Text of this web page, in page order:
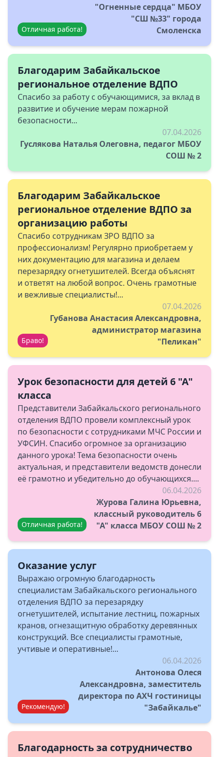
Отличная работа!
"Огненные сердца" МБОУ
"СШ №33" города
Смоленска
Благодарим Забайкальское
региональное отделение ВДПО
Спасибо за работу с обучающимися, за вклад в
развитие и обучение мерам пожарной
безопасности...
07.04.2026
Гуслякова Наталья Олеговна, педагог МБОУ
СОШ № 2
Благодарим Забайкальское
региональное отделение ВДПО за
организацию работы
Спасибо сотрудникам ЗРО ВДПО за
профессионализм! Регулярно приобретаем у
них документацию для магазина и делаем
перезарядку огнетушителей. Всегда объяснят
и ответят на любой вопрос. Очень грамотные
и вежливые специалисты!...
Браво!
07.04.2026
Губанова Анастасия Александровна,
администратор магазина
"Пеликан"
Урок безопасности для детей 6 "А"
класса
Представители Забайкальского регионального
отделения ВДПО провели комплексный урок
по безопасности с сотрудниками МЧС России и
УФСИН. Спасибо огромное за организацию
данного урока! Тема безопасности очень
актуальная, и представители ведомств донесли
её грамотно и убедительно до обучающихся....
Отличная работа!
06.04.2026
Журова Галина Юрьевна,
классный руководитель 6
"А" класса МБОУ СОШ № 2
Оказание услуг
Выражаю огромную благодарность
специалистам Забайкальского регионального
отделения ВДПО за перезарядку
огнетушителей, испытание лестниц, пожарных
кранов, огнезащитную обработку деревянных
конструкций. Все специалисты грамотные,
учтивые и оперативные!...
Рекомендую!
06.04.2026
Антонова Олеся
Александровна, заместитель
директора по АХЧ гостиницы
"Забайкалье"
Благодарность за сотрудничество